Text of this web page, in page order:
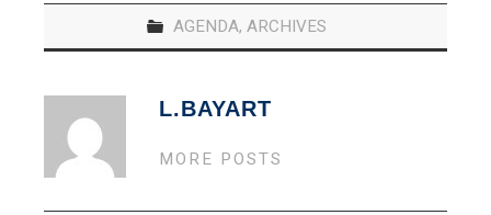
AGENDA, ARCHIVES
L.BAYART
MORE POSTS